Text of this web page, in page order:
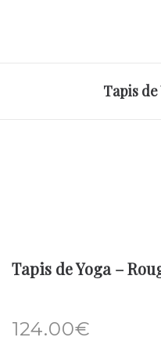
Tapis de
Tapis de Yoga –
124.00€